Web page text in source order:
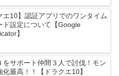
エ10】認証アプリでのワンタイム
ド設定について【Google
】
をサポート仲間３人で討伐！モン
化最高！！【ドラクエ10】